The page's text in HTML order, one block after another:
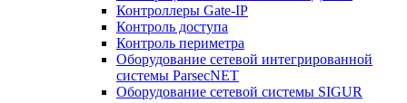
Контроллеры Gate-IP
Контроль доступа
Контроль периметра
Оборудование сетевой интегрированной
системы ParsecNET
Оборудование сетевой системы SIGUR